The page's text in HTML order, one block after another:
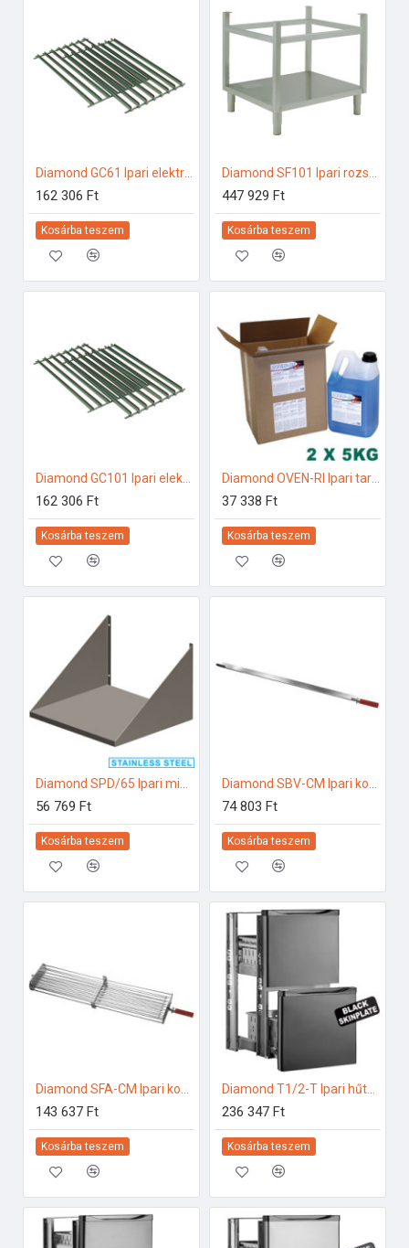
162 306 Ft
Kosárba teszem
447 929 Ft
Kosárba teszem
162 306 Ft
Kosárba teszem
Diamond OVEN-RI Ipari tartozékok
37 338 Ft
Kosárba teszem
56 769 Ft
Kosárba teszem
74 803 Ft
Kosárba teszem
143 637 Ft
Kosárba teszem
Diamond T1/2-T Ipari hűtő kiegészítők
236 347 Ft
Kosárba teszem